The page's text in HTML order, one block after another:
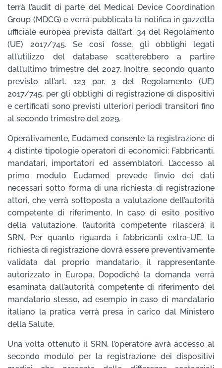
terrà l’audit di parte del Medical Device Coordination
Group (MDCG) e verrà pubblicata la notifica in gazzetta
ufficiale europea prevista dall’art. 34 del Regolamento
(UE) 2017/745. Se così fosse, gli obblighi legati
all’utilizzo del database scatterebbero a partire
dall’ultimo trimestre del 2027. Inoltre, secondo quanto
previsto all’art. 123 par. 3 del Regolamento (UE)
2017/745, per gli obblighi di registrazione di dispositivi
e certificati sono previsti ulteriori periodi transitori fino
al secondo trimestre del 2029.
Operativamente, Eudamed consente la registrazione di
4 distinte tipologie operatori di economici: Fabbricanti,
mandatari, importatori ed assemblatori. L’accesso al
primo modulo Eudamed prevede l’invio dei dati
necessari sotto forma di una richiesta di registrazione
attori, che verrà sottoposta a valutazione dell’autorità
competente di riferimento. In caso di esito positivo
della valutazione, l’autorità competente rilascerà il
SRN. Per quanto riguarda i fabbricanti extra-UE, la
richiesta di registrazione dovrà essere preventivamente
validata dal proprio mandatario, il rappresentante
autorizzato in Europa. Dopodiché la domanda verrà
esaminata dall’autorità competente di riferimento del
mandatario stesso, ad esempio in caso di mandatario
italiano la pratica verrà presa in carico dal Ministero
della Salute.
Una volta ottenuto il SRN, l’operatore avrà accesso al
secondo modulo per la registrazione dei dispositivi